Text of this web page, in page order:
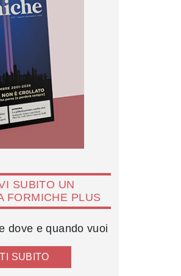
SUBITO UN
FORMICHE PLUS
dove e quando vuoi
SUBITO